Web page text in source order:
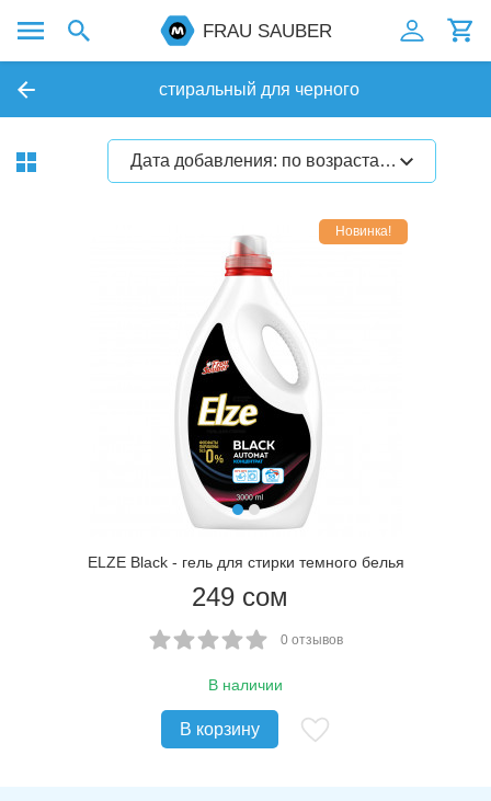
FRAU SAUBER
стиральный для черного
Дата добавления: по возрастанию
Новинка!
ELZE Black - гель для стирки темного белья
249 сом
0 отзывов
В наличии
В корзину